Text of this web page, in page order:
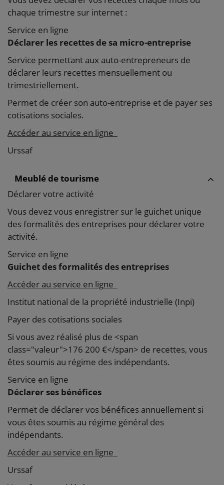
chaque trimestre sur internet :
Service en ligne
Déclarer les recettes de sa micro-entreprise
Service permettant aux auto-entrepreneurs de
déclarer leurs recettes mensuellement ou
trimestriellement.
Permet de créer son auto-entreprise et de payer ses
cotisations sociales.
Accéder au service en ligne
Urssaf
Meublé de tourisme
Déclarer votre activité
Vous devez vous enregistrer sur le guichet unique
des formalités des entreprises pour déclarer votre
activité.
Service en ligne
Guichet des formalités des entreprises
Accéder au service en ligne
Institut national de la propriété industrielle (Inpi)
Payer des cotisations sociales
Si vous avez réalisé plus de <span
class="valeur">176 200 €</span> de recettes, vous
êtes soumis au régime des indépendants.
Service en ligne
Déclarer ses bénéfices
Permet de déclarer vos bénéfices annuellement si
vous êtes soumis au régime général des
indépendants.
Accéder au service en ligne
Urssaf